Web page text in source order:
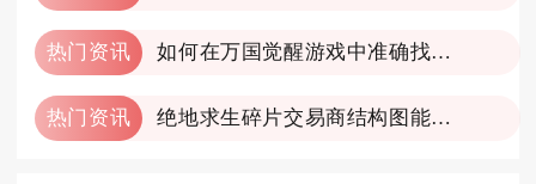
热门资讯 如何在万国觉醒游戏中准确找到宝藏的位置
热门资讯 绝地求生碎片交易商结构图能干啥